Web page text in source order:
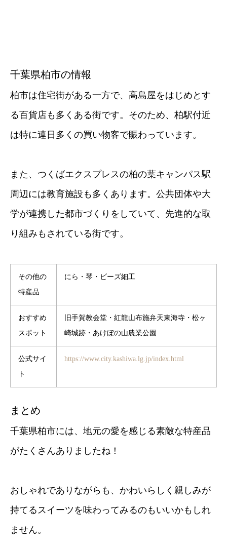
千葉県柏市の情報
柏市は住宅街がある一方で、高島屋をはじめとす
る百貨店も多くある街です。そのため、柏駅付近
は特に連日多くの買い物客で賑わっています。
また、つくばエクスプレスの柏の葉キャンパス駅
周辺には教育施設も多くあります。公共団体や大
学が連携した都市づくりをしていて、先進的な取
り組みもされている街です。
その他の
特産品
にら・琴・ビーズ細工
おすすめ
スポット
旧手賀教会堂・紅龍山布施弁天東海寺・松ヶ
崎城跡・あけぼの山農業公園
公式サイ
ト
https://www.city.kashiwa.lg.jp/index.html
まとめ
千葉県柏市には、地元の愛を感じる素敵な特産品
がたくさんありましたね！
おしゃれでありながらも、かわいらしく親しみが
持てるスイーツを味わってみるのもいいかもしれ
ません。